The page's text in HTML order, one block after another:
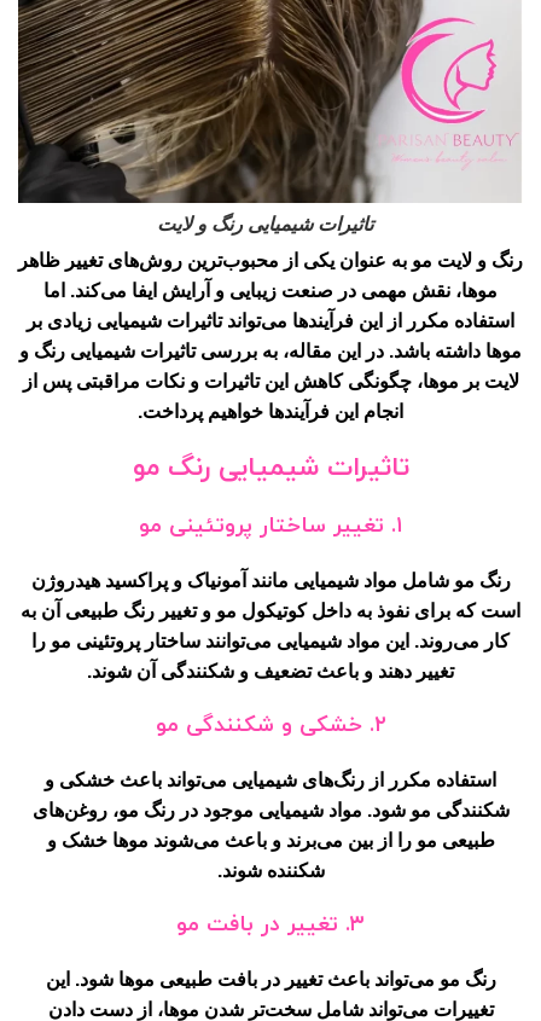
تاثیرات شیمیایی رنگ و لایت
رنگ و لایت مو به عنوان یکی از محبوب‌ترین روش‌های تغییر ظاهر
موها، نقش مهمی در صنعت زیبایی و آرایش ایفا می‌کند. اما
استفاده مکرر از این فرآیندها می‌تواند تاثیرات شیمیایی زیادی بر
موها داشته باشد. در این مقاله، به بررسی تاثیرات شیمیایی رنگ و
لایت بر موها، چگونگی کاهش این تاثیرات و نکات مراقبتی پس از
انجام این فرآیندها خواهیم پرداخت.
تاثیرات شیمیایی رنگ مو
۱. تغییر ساختار پروتئینی مو
رنگ مو شامل مواد شیمیایی مانند آمونیاک و پراکسید هیدروژن
است که برای نفوذ به داخل کوتیکول مو و تغییر رنگ طبیعی آن به
کار می‌روند. این مواد شیمیایی می‌توانند ساختار پروتئینی مو را
تغییر دهند و باعث تضعیف و شکنندگی آن شوند.
۲. خشکی و شکنندگی مو
استفاده مکرر از رنگ‌های شیمیایی می‌تواند باعث خشکی و
شکنندگی مو شود. مواد شیمیایی موجود در رنگ مو، روغن‌های
طبیعی مو را از بین می‌برند و باعث می‌شوند موها خشک و
شکننده شوند.
۳. تغییر در بافت مو
رنگ مو می‌تواند باعث تغییر در بافت طبیعی موها شود. این
تغییرات می‌تواند شامل سخت‌تر شدن موها، از دست دادن